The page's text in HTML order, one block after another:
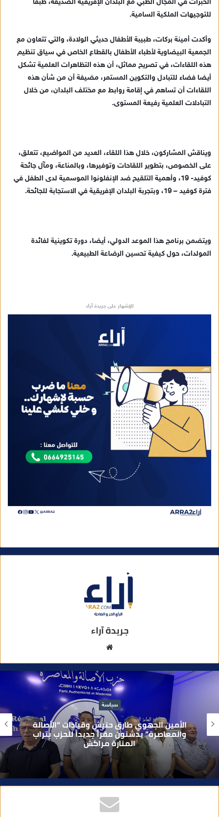
الخبرات في المجال الطبي مع البلدان الإفريقية الصديقة، طبقا
للتوجيهات الملكية السامية.
وأكدت أمينة بركات، طبيبة الأطفال حديثي الولادة، والتي تتعاون مع
الجمعية البيضاوية لأطباء الأطفال بالقطاع الخاص في سياق تنظيم
هذه اللقاءات، في تصريح مماثل، أن هذه التظاهرات العلمية تشكل
أيضا فضاء للتبادل والتكوين المستمر، مضيفة أن من شأن هذه
اللقاءات أن تساهم في إقامة روابط مع مختلف البلدان، من خلال
التبادلات العلمية رفيعة المستوى.
ويناقش المشاركون، خلال هذا اللقاء، العديد من المواضيع، تتعلق،
على الخصوص، بتطوير اللقاحات وتوفيرها، وبالمناعة، ومآل جائحة
كوفيد- 19، وأهمية التلقيح ضد الإنفلونوا الموسمية لدى الطفل في
فترة كوفيد – 19، وبتجربة البلدان الإفريقية في الاستجابة للجائحة.
ويتضمن برنامج هذا الموعد الدولي، أيضا، دورة تكوينية لفائدة
المولدات، حول كيفية تحسين الرضاعة الطبيعية.
للإشهار على جريدة آراء
جريدة آراء
ق
ع
ا
ل
و
ي
ب
سياسة
الأمين الجهوي طارق حنيش وقيادات “الأصالة
والمعاصرة” يدشنون مقراً جديداً للحزب بتراب
المنارة مراكش